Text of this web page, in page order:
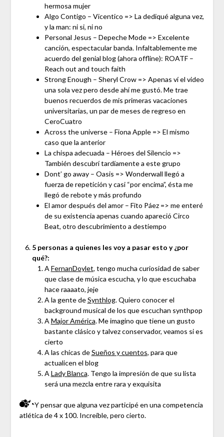
hermosa mujer
Algo Contigo – Vicentico => La dediqué alguna vez,
y la man: ni si, ni no
Personal Jesus – Depeche Mode => Excelente
canción, espectacular banda. Infaltablemente me
acuerdo del genial blog (ahora offline): ROATF –
Reach out and touch faith
Strong Enough – Sheryl Crow => Apenas ví el video
una sola vez pero desde ahí me gustó. Me trae
buenos recuerdos de mis primeras vacaciones
universitarias, un par de meses de regreso en
CeroCuatro
Across the universe – Fiona Apple => El mismo
caso que la anterior
La chispa adecuada – Héroes del Silencio =>
También descubrí tardíamente a este grupo
Dont’ go away – Oasis => Wonderwall llegó a
fuerza de repetición y casi “por encima”, ésta me
llegó de rebote y más profundo
El amor después del amor – Fito Páez => me enteré
de su existencia apenas cuando apareció Circo
Beat, otro descubrimiento a destiempo
5 personas a quienes les voy a pasar esto y ¿por
qué?:
A FernanDoylet, tengo mucha curiosidad de saber
que clase de música escucha, y lo que escuchaba
hace raaaato, jeje
A la gente deSynthlog. Quiero conocer el
background musical de los que escuchan synthpop
A Major América. Me imagino que tiene un gusto
bastante clásico y talvez conservador, veamos si es
cierto
A las chicas deSueños y cuentos, para que
actualicen el blog
A Lady Blanca. Tengo la impresión de que su lista
será una mezcla entre rara y exquisita
Y pensar que alguna vez participé en una competencia
atlética de 4 x 100. Increíble, pero cierto.